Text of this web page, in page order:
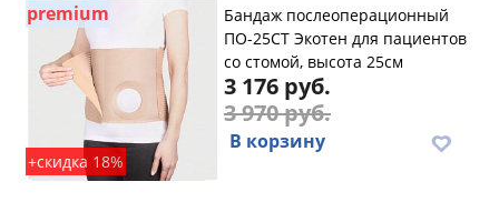
premium
+скидка 18%
Бандаж послеоперационный
ПО-25СТ Экотен для пациентов
со стомой, высота 25см
3 176 руб.
3 970 руб.
В корзину